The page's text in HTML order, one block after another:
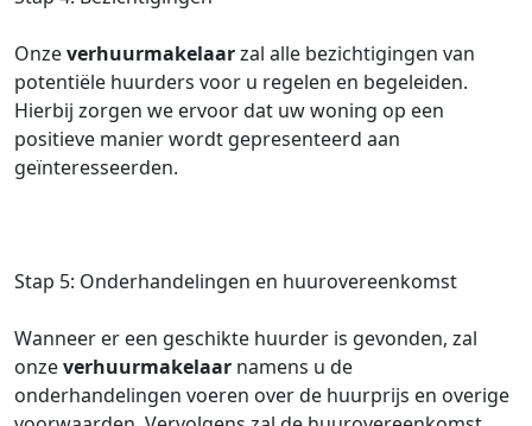
Onzeverhuurmakelaarzal alle bezichtigingen van
potentiële huurders voor u regelen en begeleiden.
Hierbij zorgen we ervoor dat uw woning op een
positieve manier wordt gepresenteerd aan
geïnteresseerden.
Stap 5: Onderhandelingen en huurovereenkomst
Wanneer er een geschikte huurder is gevonden, zal
onzeverhuurmakelaar namens u de
onderhandelingen voeren over de huurprijs en overige